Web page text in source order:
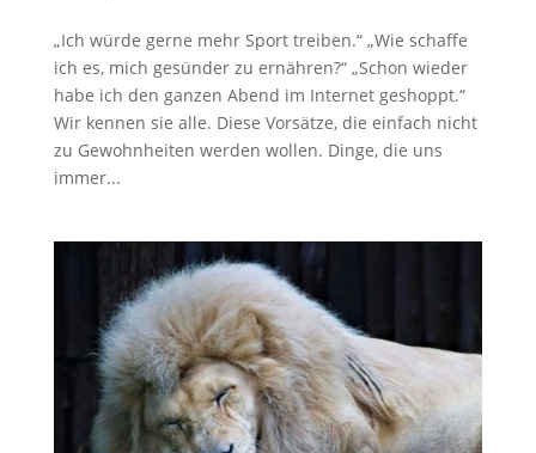
„Ich würde gerne mehr Sport treiben.“ „Wie schaffe
ich es, mich gesünder zu ernähren?“ „Schon wieder
habe ich den ganzen Abend im Internet geshoppt.“
Wir kennen sie alle. Diese Vorsätze, die einfach nicht
zu Gewohnheiten werden wollen. Dinge, die uns
immer...